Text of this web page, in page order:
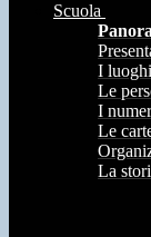
Scuola
I luoghi
Le
I
Le
La